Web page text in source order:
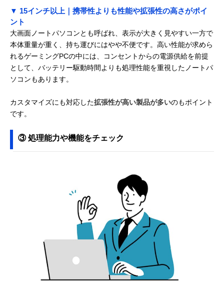
▼ 15インチ以上｜携帯性よりも性能や拡張性の高さがポイ
ント
大画面ノートパソコンとも呼ばれ、表示が大きく見やすい一方で
本体重量が重く、持ち運びにはやや不便です。高い性能が求めら
れるゲーミングPCの中には、コンセントからの電源供給を前提
として、バッテリー駆動時間よりも処理性能を重視したノートパ
ソコンもあります。
カスタマイズにも対応した拡張性が高い製品が多いのもポイント
です。
③ 処理能力や機能をチェック